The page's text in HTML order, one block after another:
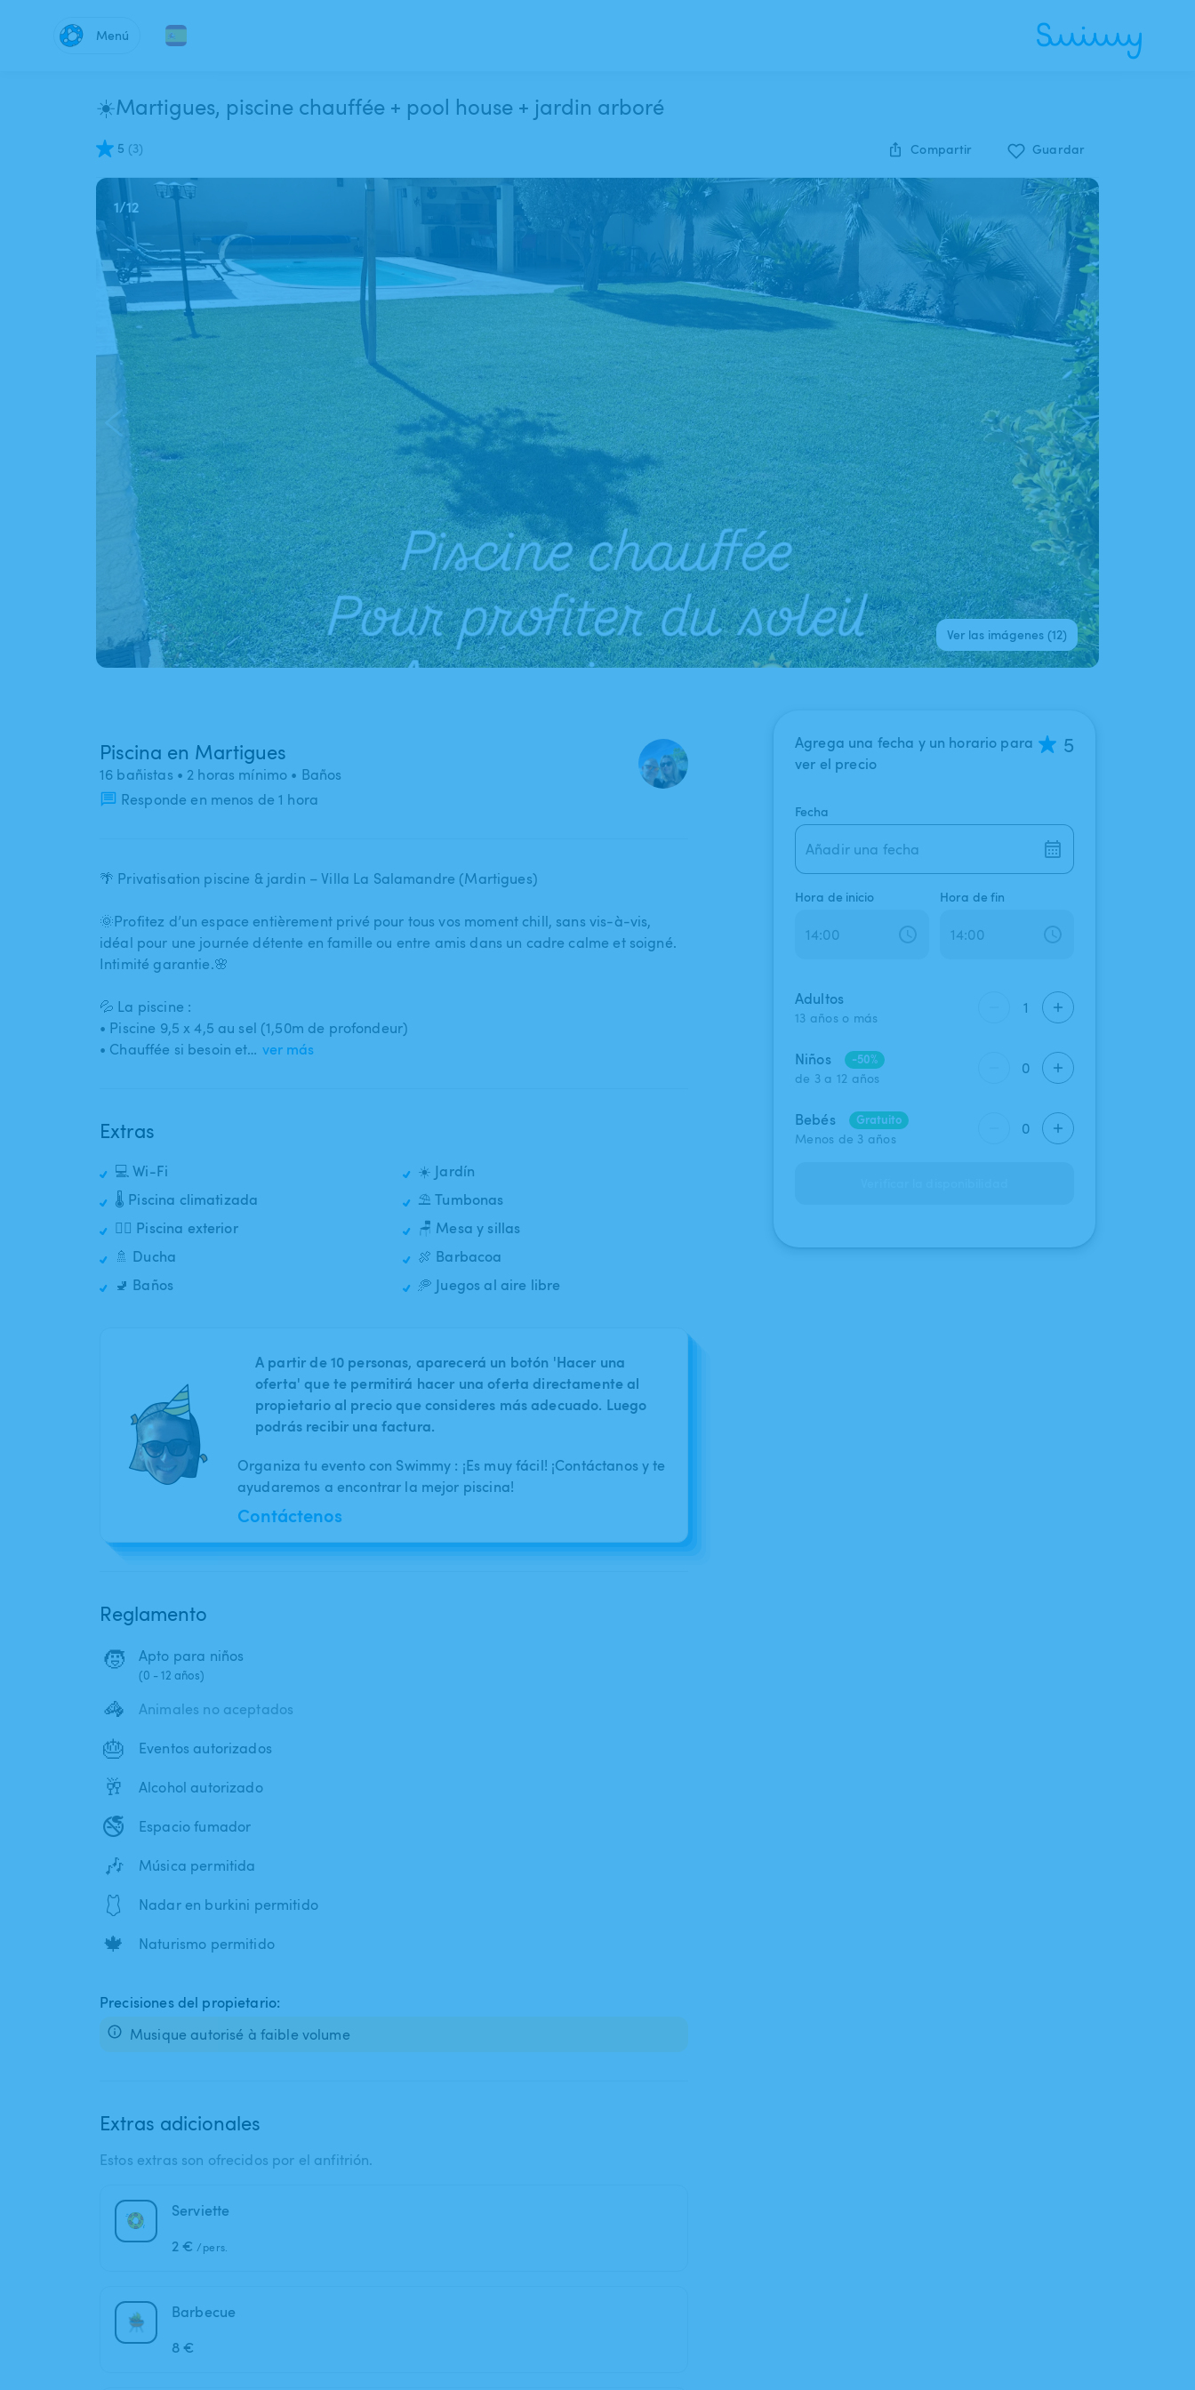
Menú
☀️Martigues, piscine chauffée + pool house + jardin arboré
5 (3) Compartir Guardar
1/12
Ver las imágenes (12)
Piscina en Martigues
16 bañistas • 2 horas mínimo • Baños
Responde en menos de 1 hora
🌴 Privatisation piscine & jardin – Villa La Salamandre (Martigues)
🌞Profitez d’un espace entièrement privé pour tous vos moment chill​,​ sans vis-à-vis​,​
idéal pour une journée détente en famille ou entre amis dans un cadre calme et soigné.
Intimité garantie.🌸
💦 La piscine :
• Piscine 9​,​5 x 4​,​5 au sel (1​,​50m de profondeur)
• Chauffée si besoin et… ver más
Extras
💻 Wi-Fi
🌡️ Piscina climatizada
🏊‍♂️ Piscina exterior
🚿 Ducha
🚽 Baños
☀️ Jardín
⛱️ Tumbonas
🪑 Mesa y sillas
🍖 Barbacoa
🥏 Juegos al aire libre
A partir de 10 personas, aparecerá un botón 'Hacer una
oferta' que te permitirá hacer una oferta directamente al
propietario al precio que consideres más adecuado. Luego
podrás recibir una factura.
Organiza tu evento con Swimmy : ¡Es muy fácil! ¡Contáctanos y te
ayudaremos a encontrar la mejor piscina!
Contáctenos
Reglamento
🧒 Apto para niños
(0 - 12 años)
🦓 Animales no aceptados
🎂 Eventos autorizados
🥂 Alcohol autorizado
🚭 Espacio fumador
🎶 Música permitida
🩱 Nadar en burkini permitido
🍁 Naturismo permitido
Precisiones del propietario:
Musique autorisé à faible volume
Extras adicionales
Estos extras son ofrecidos por el anfitrión.
Serviette
2 € /pers.
Barbecue
8 €
Agrega una fecha y un horario para
ver el precio
5
Fecha
Añadir una fecha
Hora de inicio Hora de fin
Adultos
13 años o más
1
Niños
-50%
de 3 a 12 años
0
Bebés
Gratuito
Menos de 3 años
0